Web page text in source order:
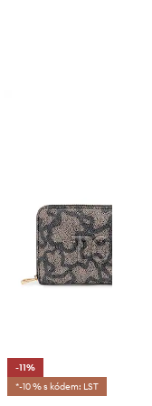
-11%
*-10 % s kódem: LST